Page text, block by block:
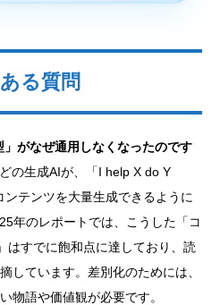
る質問
がなぜ通用しなくなったのです
の生成AIが、「I help X do Y
テンツを大量生成できるように
年のレポートでは、こうした「コ
はすでに飽和点に達しており、読
しています。差別化のためには、
物語や価値観が必要です。